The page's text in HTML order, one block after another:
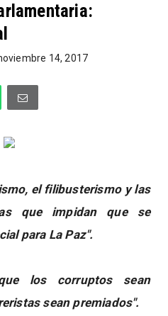
14, 2017
el filibusterismo y las
que impidan que se
para La Paz".
los corruptos sean
sean premiados".